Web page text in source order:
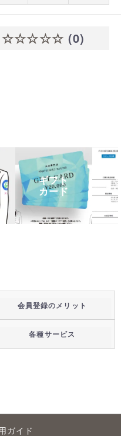
☆☆☆☆☆ (0)
ギフト
カード
会員登録のメリット
各種サービス
ガイド